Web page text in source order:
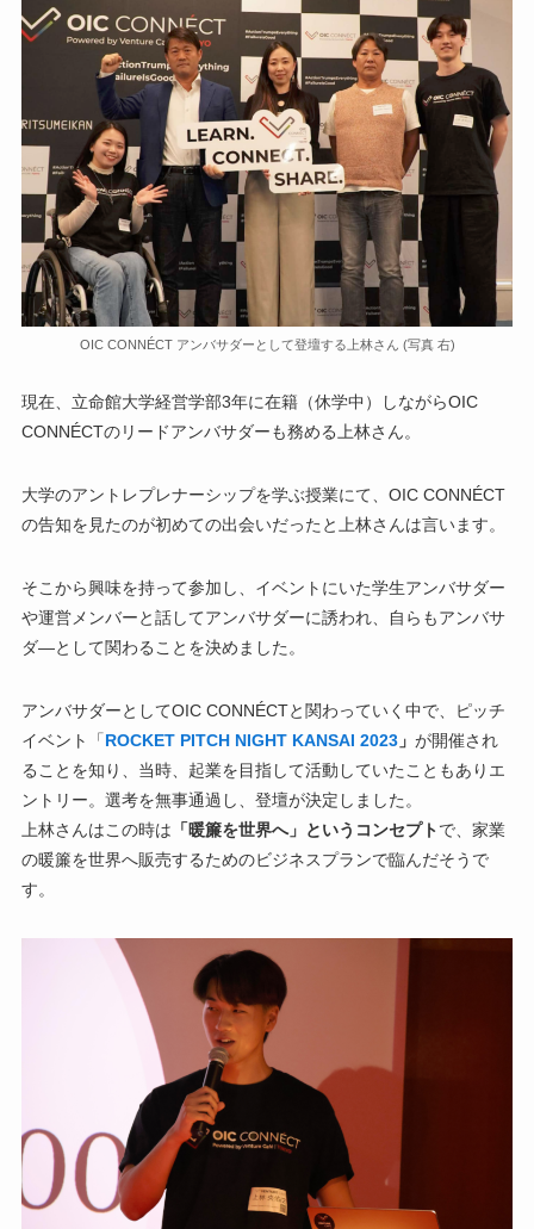
OIC CONNÉCT アンバサダーとして登壇する上林さん (写真 右)
現在、立命館大学経営学部3年に在籍（休学中）しながらOIC
CONNÉCTのリードアンバサダーも務める上林さん。
大学のアントレプレナーシップを学ぶ授業にて、OIC CONNÉCT
の告知を見たのが初めての出会いだったと上林さんは言います。
そこから興味を持って参加し、イベントにいた学生アンバサダー
や運営メンバーと話してアンバサダーに誘われ、自らもアンバサ
ダ―として関わることを決めました。
アンバサダーとしてOIC CONNÉCTと関わっていく中で、ピッチ
イベント「ROCKET PITCH NIGHT KANSAI 2023」 が開催され
ることを知り、当時、起業を目指して活動していたこともありエ
ントリー。選考を無事通過し、登壇が決定しました。
上林さんはこの時は 「暖簾を世界へ」というコンセプトで、家業
の暖簾を世界へ販売するためのビジネスプランで臨んだそうで
す。